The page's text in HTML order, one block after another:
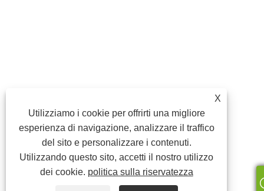
X
Utilizziamo i cookie per offrirti una migliore
esperienza di navigazione, analizzare il traffico
del sito e personalizzare i contenuti.
Utilizzando questo sito, accetti il ​​nostro utilizzo
dei cookie. politica sulla riservatezza